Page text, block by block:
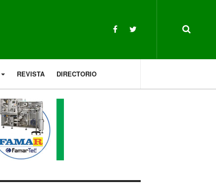
REVISTA DIRECTORIO